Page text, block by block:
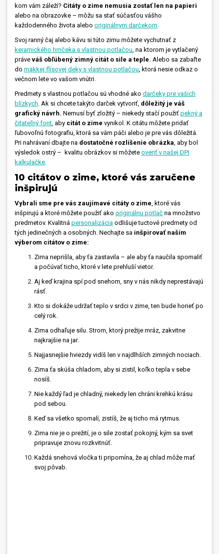
kom vám záleží? Citáty o zime nemusia zostať len na papieri
alebo na obrazovke – môžu sa stať súčasťou vášho
každodenného života alebo originálnym darčekom
Svoj ranný čaj alebo kávu si túto zimu môžete vychutnať z
keramického hrnčeka s vlastnou potlačou na ktorom je vytlačený
práve váš obľúbený zimný citát o sile a teple. Alebo sa zabaľte
do mäkkej flísovej deky s vlastnou potlačou ktorá nesie odkaz o
večnom lete vo vašom vnútri.
Predmety s vlastnou potlačou sú vhodné ako darčeky pre vašich
blízkych Ak si chcete takýto darček vytvoriť, dôležitý je váš
grafický návrh. Nemusí byť zložitý – niekedy stačí použiť pekný a
čitateľný font aby citát o zime vynikol. K citátu môžete pridať
ľubovoľnú fotografiu, ktorá sa vám páči alebo je pre vás dôležitá.
Pri nahrávaní dbajte na dostatočné rozlíšenie obrázka , aby bol
výsledok ostrý – kvalitu obrázkov si môžete overiť v našej DPI
kalkulačke
10 citátov o zime, ktoré vás zaručene
inšpirujú
Vybrali sme pre vás zaujímavé citáty o zime , ktoré vás
inšpirujú a ktoré môžete použiť ako originálnu potlač na množstvo
predmetov. Kvalitná personalizácia odlišuje tuctové predmety od
tých jedinečných a osobných. Nechajte sa inšpirovať naším
výberom citátov o zime:
Zima neprišla, aby ťa zastavila – ale aby ťa naučila spomaliť
a počúvať ticho, ktoré v lete prehluší vietor.
Aj keď krajina spí pod snehom, sny v nás nikdy neprestávajú
rásť.
Kto si dokáže udržať teplo v srdci v zime, ten bude horieť po
celý rok.
Zima odhaľuje silu. Strom, ktorý prežije mráz, zakvitne
najkrajšie na jar.
Najjasnejšie hviezdy vidíš len v najdlhších zimných nociach.
Zima ťa skúša chladom, aby si zistil, koľko tepla v sebe
nosíš.
Nie každý ľad je chladný, niekedy len chráni krehkú krásu
pod sebou.
Keď sa všetko spomalí, zistíš, že aj ticho má rytmus.
Zima nie je o prežití, je o sile zostať pokojný, kým sa svet
pripravuje znovu rozkvitnúť.
Každá snehová vločka ti pripomína, že aj chlad môže mať
svoj pôvab.